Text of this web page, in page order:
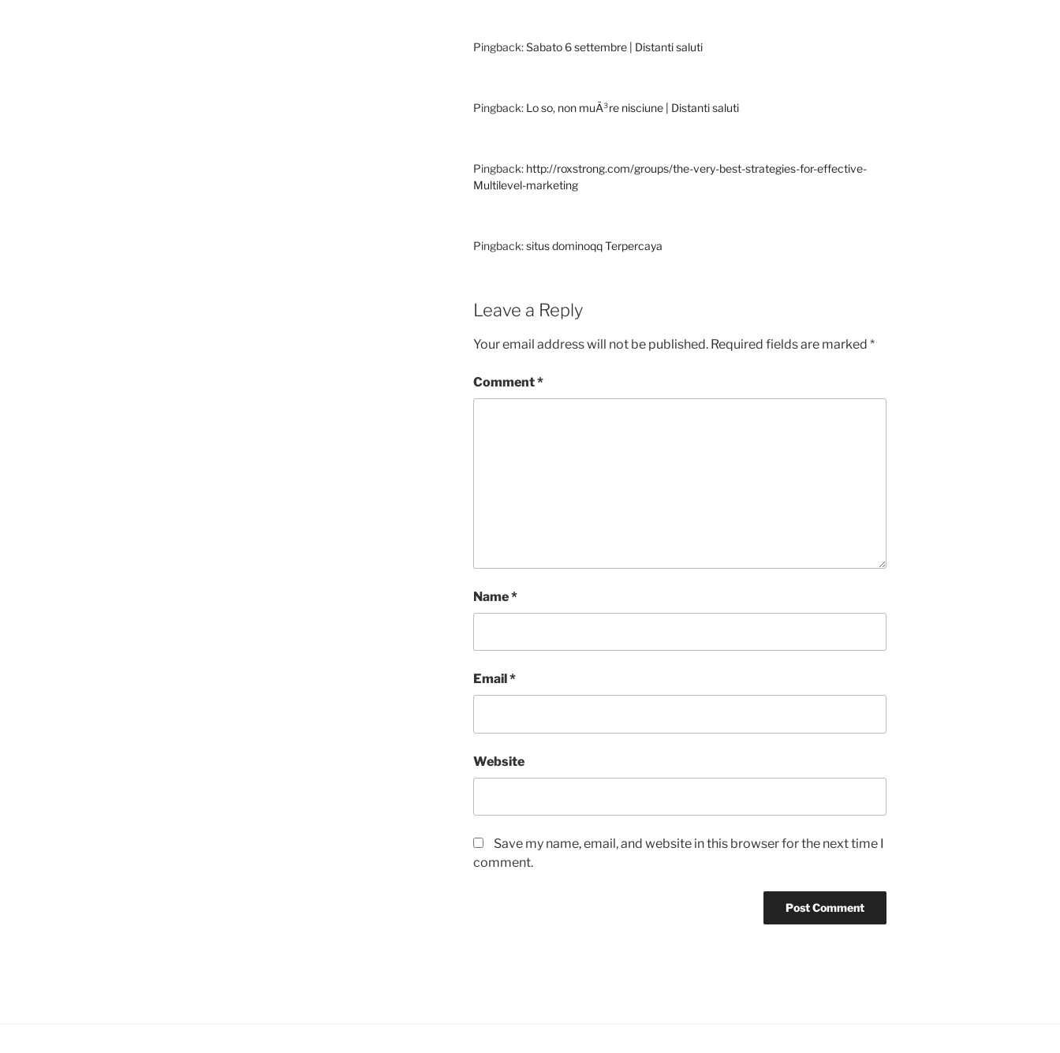
Pingback:Sabato 6 settembre | Distanti saluti
Pingback: Lo so, non muÃ³re nisciune | Distanti saluti
Pingback: http://roxstrong.com/groups/the-very-best-strategies-for-effective-
Multilevel-marketing
Pingback:situs dominoqq Terpercaya
Leave a Reply
Your email address will not be published. Required fields are marked *
Comment*
Name*
Email *
Website
Save my name, email, and website in this browser for the next time I
comment.